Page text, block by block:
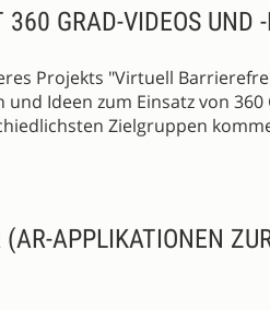
GRAD-VIDEOS UND
Projekts "Virtuell
Ideen zum Einsatz von
Zielgruppen
APPLIKATIONEN